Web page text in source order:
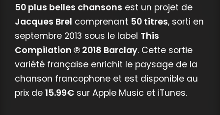
50 plus belles chansons est un projet de
Jacques Brel comprenant 50 titres, sorti en
septembre 2013 sous le label This
Compilation ℗ 2018 Barclay. Cette sortie
variété française enrichit le paysage de la
chanson francophone et est disponible au
prix de 15.99€ sur Apple Music et iTunes.